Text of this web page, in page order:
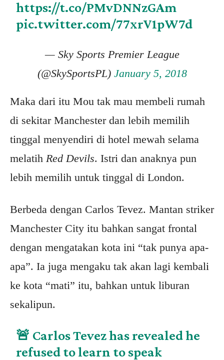
https://t.co/PMvDNNzGAm
pic.twitter.com/77xrV1pW7d
— Sky Sports Premier League
(@SkySportsPL) January 5, 2018
Maka dari itu Mou tak mau membeli rumah
di sekitar Manchester dan lebih memilih
tinggal menyendiri di hotel mewah selama
melatih Red Devils. Istri dan anaknya pun
lebih memilih untuk tinggal di London.
Berbeda dengan Carlos Tevez. Mantan striker
Manchester City itu bahkan sangat frontal
dengan mengatakan kota ini “tak punya apa-
apa”. Ia juga mengaku tak akan lagi kembali
ke kota “mati” itu, bahkan untuk liburan
sekalipun.
🚨 Carlos Tevez has revealed he
refused to learn to speak